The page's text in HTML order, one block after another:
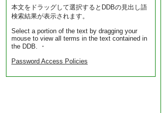
本文をドラッグして選択するとDDBの見出し語
検索結果が表示されます。
Select a portion of the text by dragging your
mouse to view all terms in the text contained in
the DDB. ・
Password Access Policies